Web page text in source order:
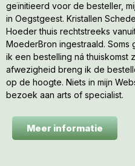
geïnitieerd voor de besteller,
in Oegstgeest. Kristallen
Hoeder thuis rechtstreeks
MoederBron ingestraald. Soms
ik een bestelling ná thuiskomst
afwezigheid breng ik de
op de hoogte. Niets in mijn
bezoek aan arts of specialist.
Meer informatie